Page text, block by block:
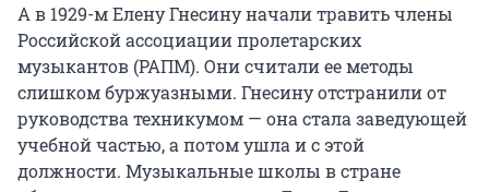
А в 1929-м Елену Гнесину начали травить члены
Российской ассоциации пролетарских
музыкантов (РАПМ). Они считали ее методы
слишком буржуазными. Гнесину отстранили от
руководства техникумом — она стала заведующей
учебной частью, а потом ушла и с этой
должности. Музыкальные школы в стране